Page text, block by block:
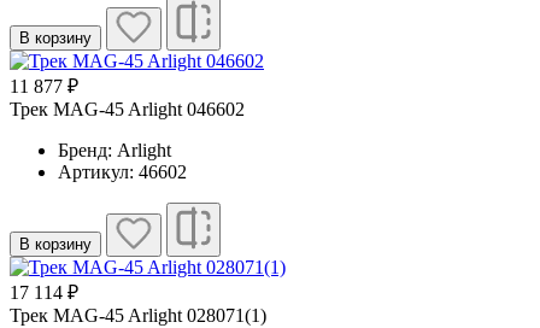
В корзину
11 877 ₽
Трек MAG-45 Arlight 046602
Бренд: Arlight
Артикул: 46602
В корзину
17 114 ₽
Трек MAG-45 Arlight 028071(1)